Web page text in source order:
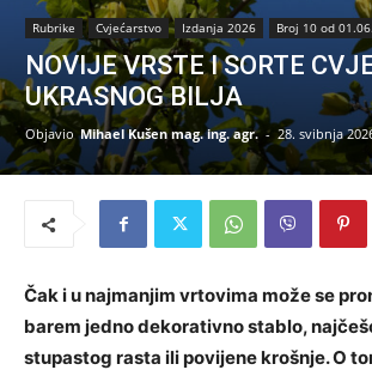
Rubrike Cvjećarstvo Izdanja 2026 Broj 10 od
NOVIJE VRSTE I SORTE
UKRASNOG BILJA
Objavio Mihael Kušen mag. ing. agr. - 28. svibnja
Čak i u najmanjim vrtovima može se
barem jedno dekorativno stablo,
stupastog rasta ili povijene krošnje. O